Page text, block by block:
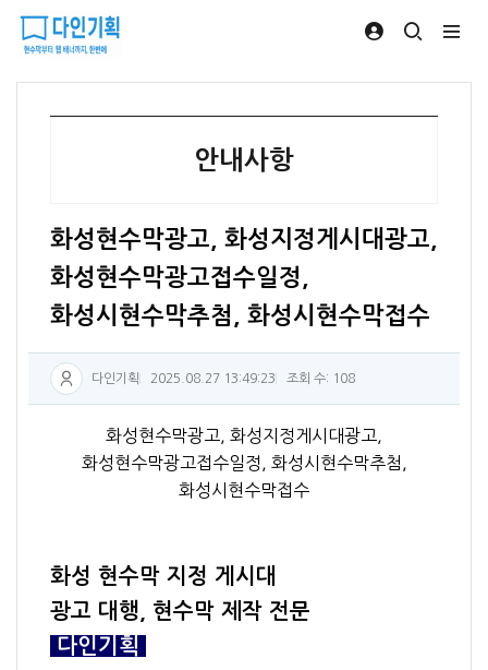
안내사항
화성현수막광고, 화성지정게시대광고,
화성현수막광고접수일정,
화성시현수막추첨, 화성시현수막접수
다인기획 2025.08.27 13:49:23 조회 수: 108
화성현수막광고, 화성지정게시대광고,
화성현수막광고접수일정, 화성시현수막추첨,
화성시현수막접수
화성 현수막 지정 게시대
광고 대행, 현수막 제작 전문
다인기획